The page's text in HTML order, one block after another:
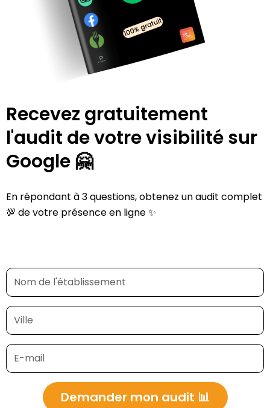
Recevez gratuitement
l'audit de votre visibilité sur
Google 🤗
En répondant à 3 questions, obtenez un audit complet
💯 de votre présence en ligne ✨
Demander mon audit 📊